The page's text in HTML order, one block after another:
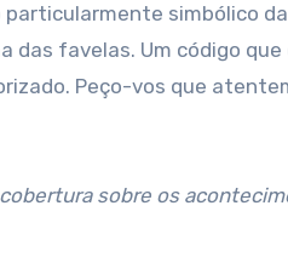
particularmente simbólico
das favelas. Um código que
Peço-vos que
sobre os